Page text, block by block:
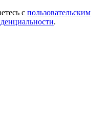
с пользовательским
.